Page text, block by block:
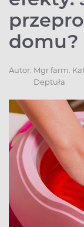
domu?
Autor: Mgr farm.
Deptuła